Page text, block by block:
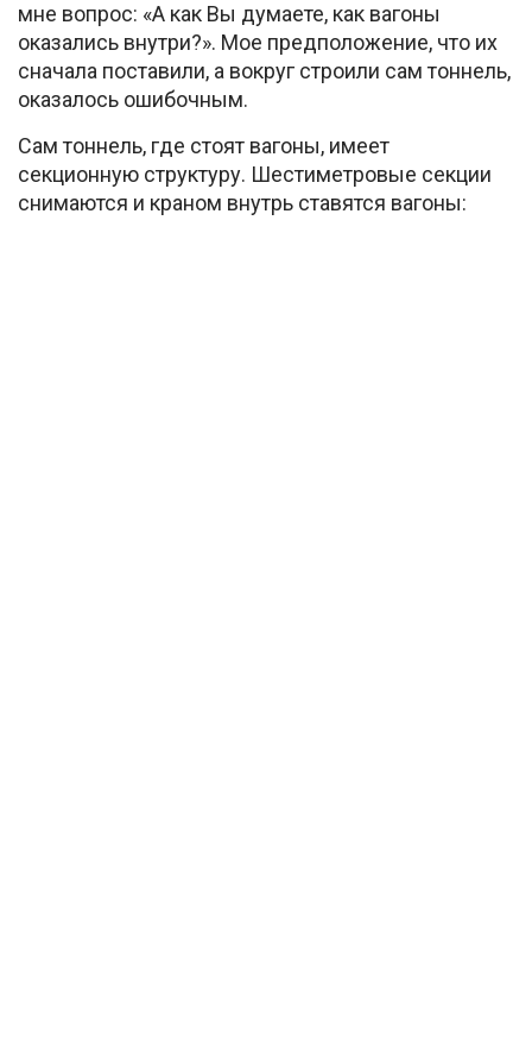
мне вопрос: «А как Вы думаете, как вагоны
оказались внутри?». Мое предположение, что их
сначала поставили, а вокруг строили сам тоннель,
оказалось ошибочным.
Сам тоннель, где стоят вагоны, имеет
секционную структуру. Шестиметровые секции
снимаются и краном внутрь ставятся вагоны: